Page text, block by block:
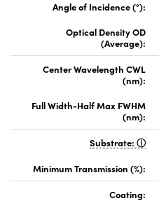
Angle of Incidence (°):
Optical Density OD
(Average):
Center Wavelength CWL
(nm):
Full Width-Half Max FWHM
(nm):
Substrate:
Minimum Transmission (%):
Coating: